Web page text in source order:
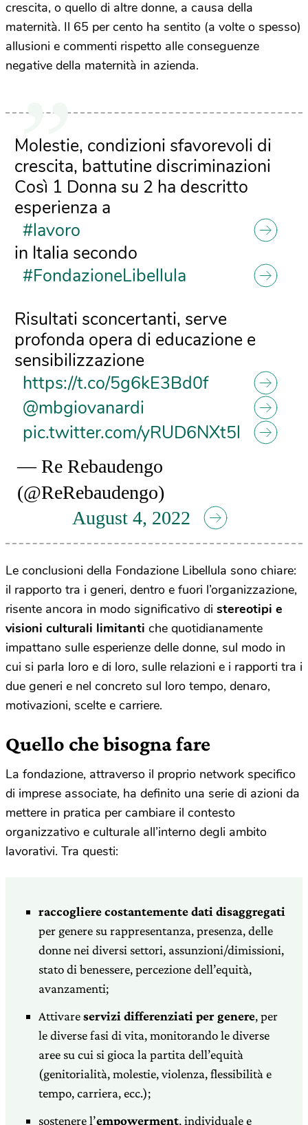
crescita, o quello di altre donne, a causa della
maternità. Il 65 per cento ha sentito (a volte o spesso)
allusioni e commenti rispetto alle conseguenze
negative della maternità in azienda.
Molestie, condizioni sfavorevoli di
crescita, battutine discriminazioni
Così 1 Donna su 2 ha descritto
esperienza a
#lavoro
in Italia secondo
#FondazioneLibellula
Risultati sconcertanti, serve
profonda opera di educazione e
sensibilizzazione
https://t.co/5g6kE3Bd0f
@mbgiovanardi
pic.twitter.com/yRUD6NXt5l
— Re Rebaudengo
(@ReRebaudengo)
August 4, 2022
Le conclusioni della Fondazione Libellula sono chiare:
il rapporto tra i generi, dentro e fuori l’organizzazione,
risente ancora in modo significativo di stereotipi e
visioni culturali limitanti che quotidianamente
impattano sulle esperienze delle donne, sul modo in
cui si parla loro e di loro, sulle relazioni e i rapporti tra i
due generi e nel concreto sul loro tempo, denaro,
motivazioni, scelte e carriere.
Quello che bisogna fare
La fondazione, attraverso il proprio network specifico
di imprese associate, ha definito una serie di azioni da
mettere in pratica per cambiare il contesto
organizzativo e culturale all’interno degli ambito
lavorativi. Tra questi:
raccogliere costantemente dati disaggregati
per genere su rappresentanza, presenza, delle
donne nei diversi settori, assunzioni/dimissioni,
stato di benessere, percezione dell’equità,
avanzamenti;
Attivareservizi differenziati per genere, per
le diverse fasi di vita, monitorando le diverse
aree su cui si gioca la partita dell’equità
(genitorialità, molestie, violenza, flessibilità e
tempo, carriera, ecc.);
sostenere l’empowerment, individuale e